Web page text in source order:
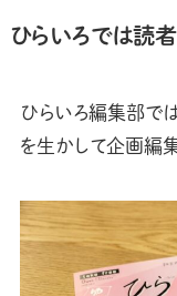
ひらいろでは読
ひらいろ編集部で
を生かして企画編